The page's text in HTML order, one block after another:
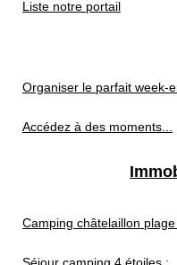
Liste notre portail
Organiser le parfait week-
Accédez à des moments...
Camping châtelaillon